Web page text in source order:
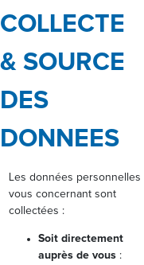
COLLECTE
& SOURCE
DES
DONNEES
Les données personnelles
vous concernant sont
collectées :
Soit directement
auprès de vous: